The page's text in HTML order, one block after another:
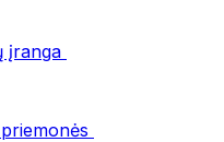
įranga